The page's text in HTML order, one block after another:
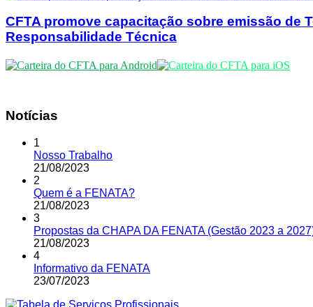
CFTA promove capacitação sobre emissão de
Responsabilidade Técnica
Notícias
1
Nosso Trabalho
21/08/2023
2
Quem é a FENATA?
21/08/2023
3
Propostas da CHAPA DA FENATA (Gestão 2023 a
21/08/2023
4
Informativo da FENATA
23/07/2023